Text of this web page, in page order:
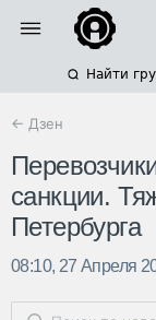
Найти
← Дзен
санкции.
Петербурга
08:10, 27 Апреля